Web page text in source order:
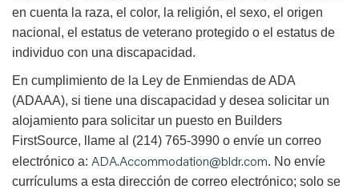
en cuenta la raza, el color, la religión, el sexo, el origen
nacional, el estatus de veterano protegido o el estatus de
individuo con una discapacidad.
En cumplimiento de la Ley de Enmiendas de ADA
(ADAAA), si tiene una discapacidad y desea solicitar un
alojamiento para solicitar un puesto en Builders
FirstSource, llame al (214) 765-3990 o envíe un correo
electrónico a: ADA.Accommodation@bldr.com. No envíe
currículums a esta dirección de correo electrónico; solo se